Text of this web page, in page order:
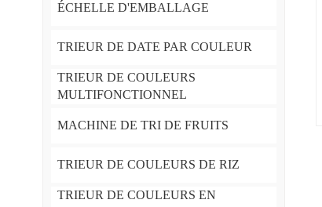
ÉCHELLE D'EMBALLAGE
TRIEUR DE DATE PAR COULEUR
TRIEUR DE COULEURS
MULTIFONCTIONNEL
MACHINE DE TRI DE FRUITS
TRIEUR DE COULEURS DE RIZ
TRIEUR DE COULEURS EN